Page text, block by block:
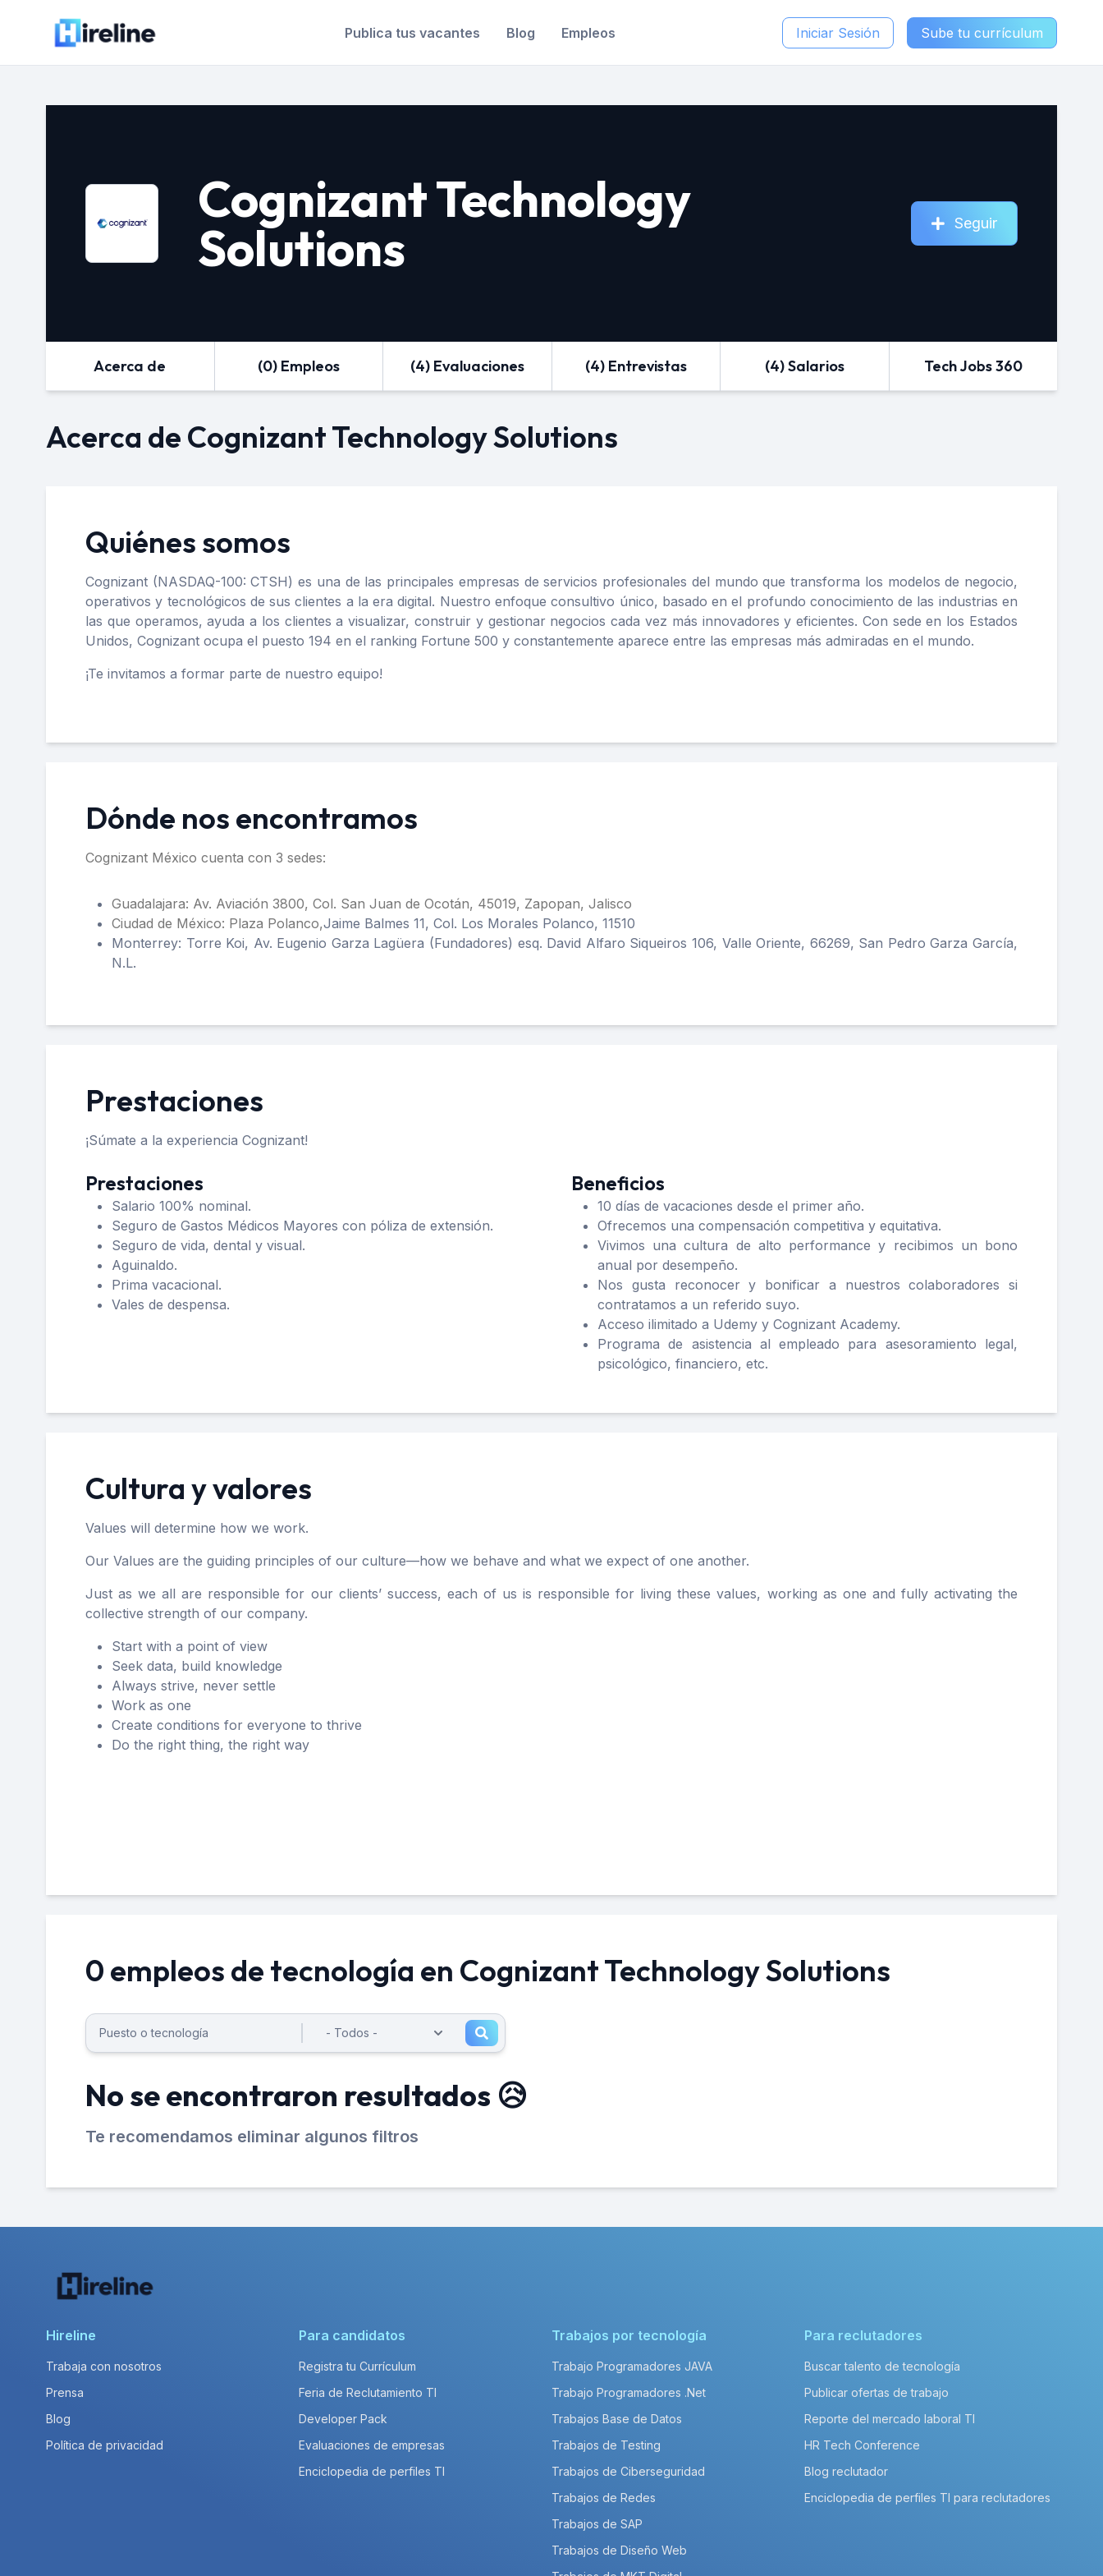
Publica tus vacantes Blog Empleos Iniciar Sesión Sube tu currículum
Cognizant Technology
Solutions Seguir
Acerca de (0) Empleos (4) Evaluaciones (4) Entrevistas (4) Salarios Tech Jobs 360
Acerca de Cognizant Technology Solutions
Quiénes somos
Cognizant (NASDAQ-100: CTSH) es una de las principales empresas de servicios profesionales del mundo que transforma los modelos de negocio,
operativos y tecnológicos de sus clientes a la era digital. Nuestro enfoque consultivo único, basado en el profundo conocimiento de las industrias en
las que operamos, ayuda a los clientes a visualizar, construir y gestionar negocios cada vez más innovadores y eficientes. Con sede en los Estados
Unidos, Cognizant ocupa el puesto 194 en el ranking Fortune 500 y constantemente aparece entre las empresas más admiradas en el mundo.
¡Te invitamos a formar parte de nuestro equipo!
Dónde nos encontramos
Cognizant México cuenta con 3 sedes:
Guadalajara: Av. Aviación 3800, Col. San Juan de Ocotán, 45019, Zapopan, Jalisco
Ciudad de México: Plaza Polanco,Jaime Balmes 11, Col. Los Morales Polanco, 11510
Monterrey: Torre Koi, Av. Eugenio Garza Lagüera (Fundadores) esq. David Alfaro Siqueiros 106, Valle Oriente, 66269, San Pedro Garza García,
N.L.
Prestaciones
¡Súmate a la experiencia Cognizant!
Prestaciones
Salario 100% nominal.
Seguro de Gastos Médicos Mayores con póliza de extensión.
Seguro de vida, dental y visual.
Aguinaldo.
Prima vacacional.
Vales de despensa.
Beneficios
10 días de vacaciones desde el primer año.
Ofrecemos una compensación competitiva y equitativa.
Vivimos una cultura de alto performance y recibimos un bono
anual por desempeño.
Nos gusta reconocer y bonificar a nuestros colaboradores si
contratamos a un referido suyo.
Acceso ilimitado a Udemy y Cognizant Academy.
Programa de asistencia al empleado para asesoramiento legal,
psicológico, financiero, etc.
Cultura y valores
Values will determine how we work.
Our Values are the guiding principles of our culture—how we behave and what we expect of one another.
Just as we all are responsible for our clients’ success, each of us is responsible for living these values, working as one and fully activating the
collective strength of our company.
Start with a point of view
Seek data, build knowledge
Always strive, never settle
Work as one
Create conditions for everyone to thrive
Do the right thing, the right way
0 empleos de tecnología en Cognizant Technology Solutions
No se encontraron resultados 😥
Te recomendamos eliminar algunos filtros
Hireline
Trabaja con nosotros
Prensa
Blog
Política de privacidad
Para candidatos
Registra tu Currículum
Feria de Reclutamiento TI
Developer Pack
Evaluaciones de empresas
Enciclopedia de perfiles TI
Trabajos por tecnología
Trabajo Programadores JAVA
Trabajo Programadores .Net
Trabajos Base de Datos
Trabajos de Testing
Trabajos de Ciberseguridad
Trabajos de Redes
Trabajos de SAP
Trabajos de Diseño Web
Para reclutadores
Buscar talento de tecnología
Publicar ofertas de trabajo
Reporte del mercado laboral TI
HR Tech Conference
Blog reclutador
Enciclopedia de perfiles TI para reclutadores